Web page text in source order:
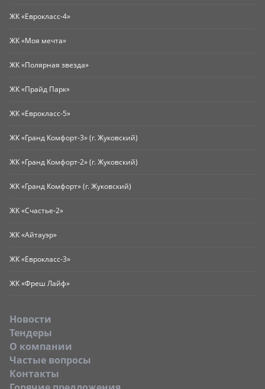
ЖК «Еврокласс-4»
ЖК «Моя мечта»
ЖК «Полярная звезда»
ЖК «Прайд Парк»
ЖК «Еврокласс-5»
ЖК «Гранд Комфорт-3» (г. Жуковский)
ЖК «Гранд Комфорт-2» (г. Жуковский)
ЖК «Гранд Комфорт» (г. Жуковский)
ЖК «Счастье-2»
ЖК «Айтауэр»
ЖК «Еврокласс-3»
ЖК «Фреш Лайф»
Новости
Тендеры
O компании
Частые вопросы
Контакты